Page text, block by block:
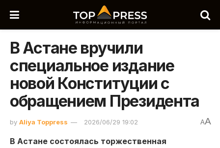
В Астане вручили
специальное издание
новой Конституции с
обращением Президента
by Aliya Toppress 2026/06/29 19:02 AA
В Астане состоялась торжественная